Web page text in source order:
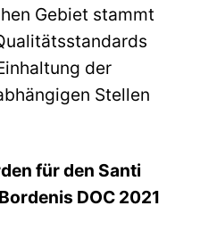
Gebiet stammt
der
Stellen
für den Santi
DOC 2021